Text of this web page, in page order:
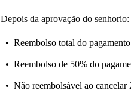
Depois da aprovação do senhorio:
Reembolso total do
Reembolso de 50% do
Não reembolsável ao cancelar